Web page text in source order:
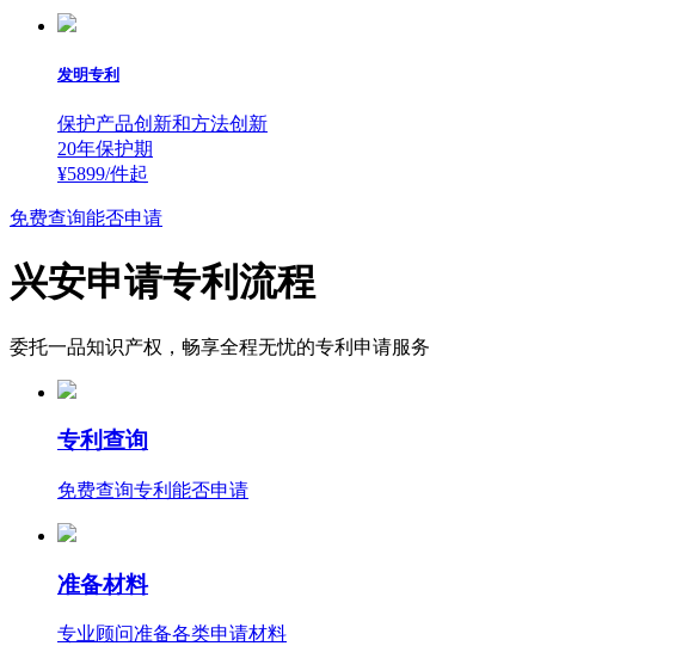
发明专利
保护产品创新和方法创新
20年保护期
¥5899/件起
免费查询能否申请
兴安申请专利流程
委托一品知识产权，畅享全程无忧的专利申请服务
专利查询
免费查询专利能否申请
准备材料
专业顾问准备各类申请材料